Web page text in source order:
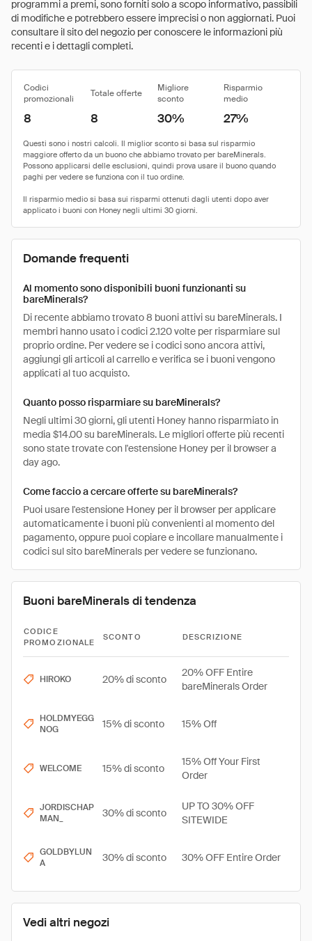
programmi a premi, sono forniti solo a scopo informativo, passibili
di modifiche e potrebbero essere imprecisi o non aggiornati. Puoi
consultare il sito del negozio per conoscere le informazioni più
recenti e i dettagli completi.
Vedi altri negozi
Codici
promozionali
Totale offerte
Migliore
sconto
Risparmio
medio
8 8 30% 27%
Domande frequenti
Al momento sono disponibili buoni funzionanti su
bareMinerals?
Di recente abbiamo trovato 8 buoni attivi su bareMinerals. I
membri hanno usato i codici 2.120 volte per risparmiare sul
proprio ordine. Per vedere se i codici sono ancora attivi,
aggiungi gli articoli al carrello e verifica se i buoni vengono
applicati al tuo acquisto.
Quanto posso risparmiare su bareMinerals?
Negli ultimi 30 giorni, gli utenti Honey hanno risparmiato in
media $14.00 su bareMinerals. Le migliori offerte più recenti
sono state trovate con l'estensione Honey per il browser a
day ago.
Come faccio a cercare offerte su bareMinerals?
Puoi usare l'estensione Honey per il browser per applicare
automaticamente i buoni più convenienti al momento del
pagamento, oppure puoi copiare e incollare manualmente i
codici sul sito bareMinerals per vedere se funzionano.
Buoni bareMinerals di tendenza
CODICE
PROMOZIONALE
SCONTO DESCRIZIONE
HIROKO 20% di sconto
20% OFF Entire
bareMinerals Order
HOLDMYEGG
NOG
15% di sconto 15% Off
WELCOME 15% di sconto
15% Off Your First
Order
JORDISCHAP
MAN_
30% di sconto
UP TO 30% OFF
SITEWIDE
GOLDBYLUN
A
30% di sconto 30% OFF Entire Order